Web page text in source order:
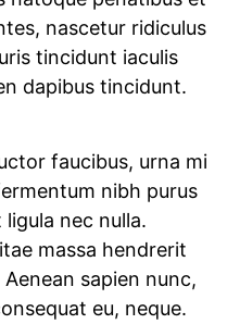
nascetur ridiculus
tincidunt iaculis
dapibus tincidunt.
faucibus, urna mi
nibh purus
nec nulla.
massa hendrerit
sapien nunc,
eu, neque.